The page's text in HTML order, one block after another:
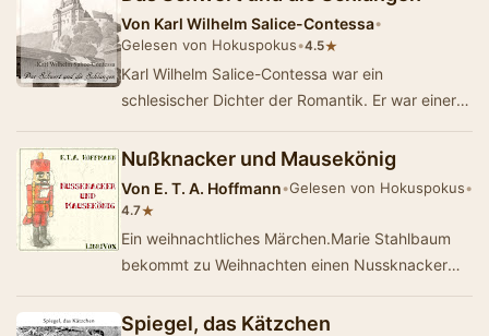
Von Karl Wilhelm Salice-Contessa•
Gelesen von Hokuspokus•4.5★
Karl Wilhelm Salice-Contessa war ein
schlesischer Dichter der Romantik. Er war einer
Nußknacker und Mausekönig
Von E. T. A. Hoffmann•Gelesen von Hokuspokus•
4.7★
Ein weihnachtliches Märchen.Marie Stahlbaum
bekommt zu Weihnachten einen Nussknacker
Noch …
Spiegel, das Kätzchen